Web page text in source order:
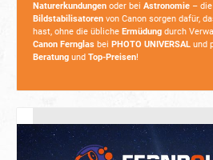
Naturerkundungen oder bei Astronomie –
Bildstabilisatoren von Canon sorgen dafür,
hast, ohne die übliche Ermüdung durch
Canon Fernglas bei PHOTO UNIVERSAL und
Beratung und Top-Preisen!